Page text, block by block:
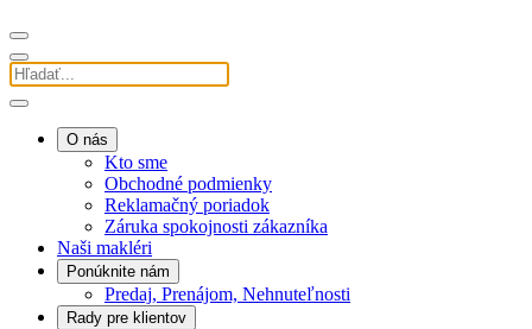
O nás
Kto sme
Obchodné podmienky
Reklamačný poriadok
Záruka spokojnosti zákazníka
Naši makléri
Ponúknite nám
Predaj, Prenájom, Nehnuteľnosti
Rady pre klientov